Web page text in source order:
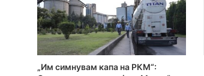
„Им симнувам капа на РКМ“: